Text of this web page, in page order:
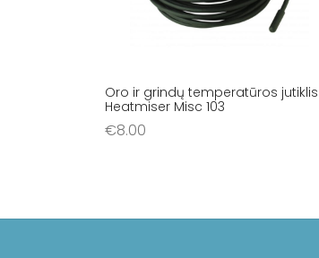
Oro ir grindų temperatūros jutiklis
Heatmiser Misc 103
€8.00